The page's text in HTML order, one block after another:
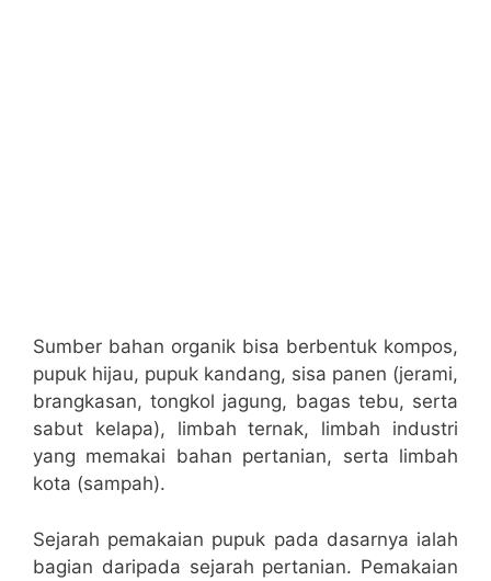
Sumber bahan organik bisa berbentuk kompos,
pupuk hijau, pupuk kandang, sisa panen (jerami,
brangkasan, tongkol jagung, bagas tebu, serta
sabut kelapa), limbah ternak, limbah industri
yang memakai bahan pertanian, serta limbah
kota (sampah).
Sejarah pemakaian pupuk pada dasarnya ialah
bagian daripada sejarah pertanian. Pemakaian